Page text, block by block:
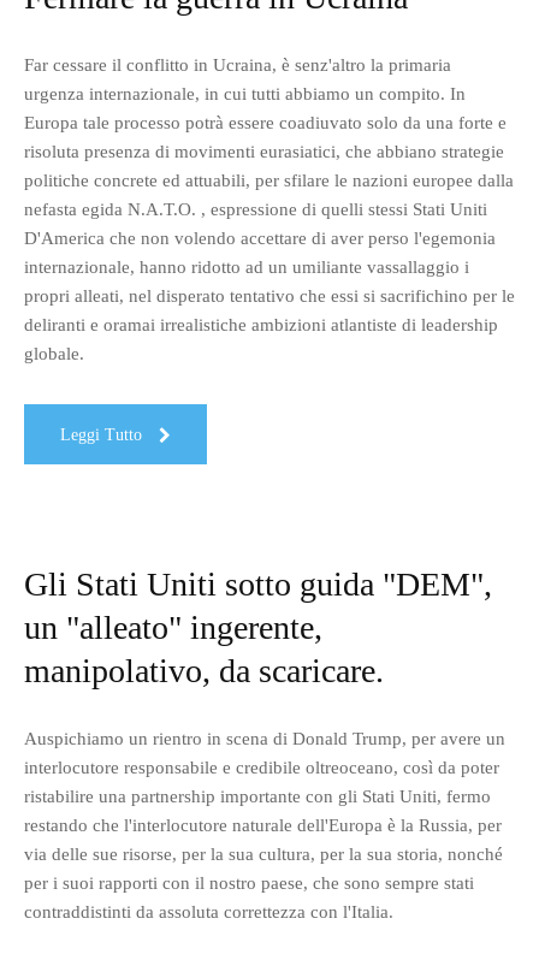
Far cessare il conflitto in Ucraina, è senz'altro la primaria
urgenza internazionale, in cui tutti abbiamo un compito. In
Europa tale processo potrà essere coadiuvato solo da una forte e
risoluta presenza di movimenti eurasiatici, che abbiano strategie
politiche concrete ed attuabili, per sfilare le nazioni europee dalla
nefasta egida N.A.T.O. , espressione di quelli stessi Stati Uniti
D'America che non volendo accettare di aver perso l'egemonia
internazionale, hanno ridotto ad un umiliante vassallaggio i
propri alleati, nel disperato tentativo che essi si sacrifichino per le
deliranti e oramai irrealistiche ambizioni atlantiste di leadership
globale.
Leggi Tutto
Gli Stati Uniti sotto guida "DEM",
un "alleato" ingerente,
manipolativo, da scaricare.
Auspichiamo un rientro in scena di Donald Trump, per avere un
interlocutore responsabile e credibile oltreoceano, così da poter
ristabilire una partnership importante con gli Stati Uniti, fermo
restando che l'interlocutore naturale dell'Europa è la Russia, per
via delle sue risorse, per la sua cultura, per la sua storia, nonché
per i suoi rapporti con il nostro paese, che sono sempre stati
contraddistinti da assoluta correttezza con l'Italia.